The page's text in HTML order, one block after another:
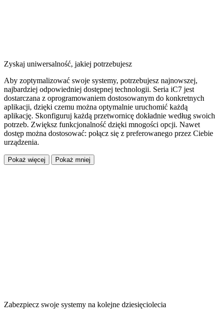
Zyskaj uniwersalność, jakiej potrzebujesz
Aby zoptymalizować swoje systemy, potrzebujesz najnowszej,
najbardziej odpowiedniej dostępnej technologii. Seria iC7 jest
dostarczana z oprogramowaniem dostosowanym do konkretnych
aplikacji, dzięki czemu można optymalnie uruchomić każdą
aplikację. Skonfiguruj każdą przetwornicę dokładnie według swoich
potrzeb. Zwiększ funkcjonalność dzięki mnogości opcji. Nawet
dostęp można dostosować: połącz się z preferowanego przez Ciebie
urządzenia.
Pokaż więcej Pokaż mniej
Zabezpiecz swoje systemy na kolejne dziesięciolecia